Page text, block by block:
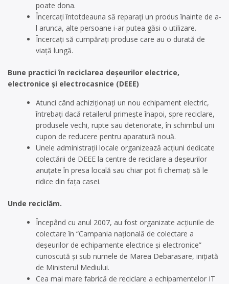
poate dona.
Încercați întotdeauna să reparați un produs înainte de a-
l arunca, alte persoane i-ar putea găsi o utilizare.
Încercați să cumpărați produse care au o durată de
viață lungă.
Bune practici în reciclarea deșeurilor electrice,
electronice și electrocasnice (DEEE)
Atunci când achiziționați un nou echipament electric,
întrebați dacă retailerul primește înapoi, spre reciclare,
produsele vechi, rupte sau deteriorate, în schimbul uni
cupon de reducere pentru aparatură nouă.
Unele administrații locale organizează acțiuni dedicate
colectării de DEEE la centre de reciclare a deșeurilor
anuțate în presa locală sau chiar pot fi chemați să le
ridice din fața casei.
Unde reciclăm.
Începând cu anul 2007, au fost organizate acțiunile de
colectare în “Campania națională de colectare a
deșeurilor de echipamente electrice și electronice”
cunoscută și sub numele de Marea Debarasare, inițiată
de Ministerul Mediului.
Cea mai mare fabrică de reciclare a echipamentelor IT